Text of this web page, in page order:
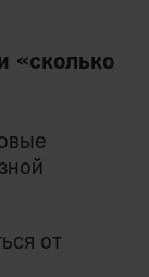
«сколько
от